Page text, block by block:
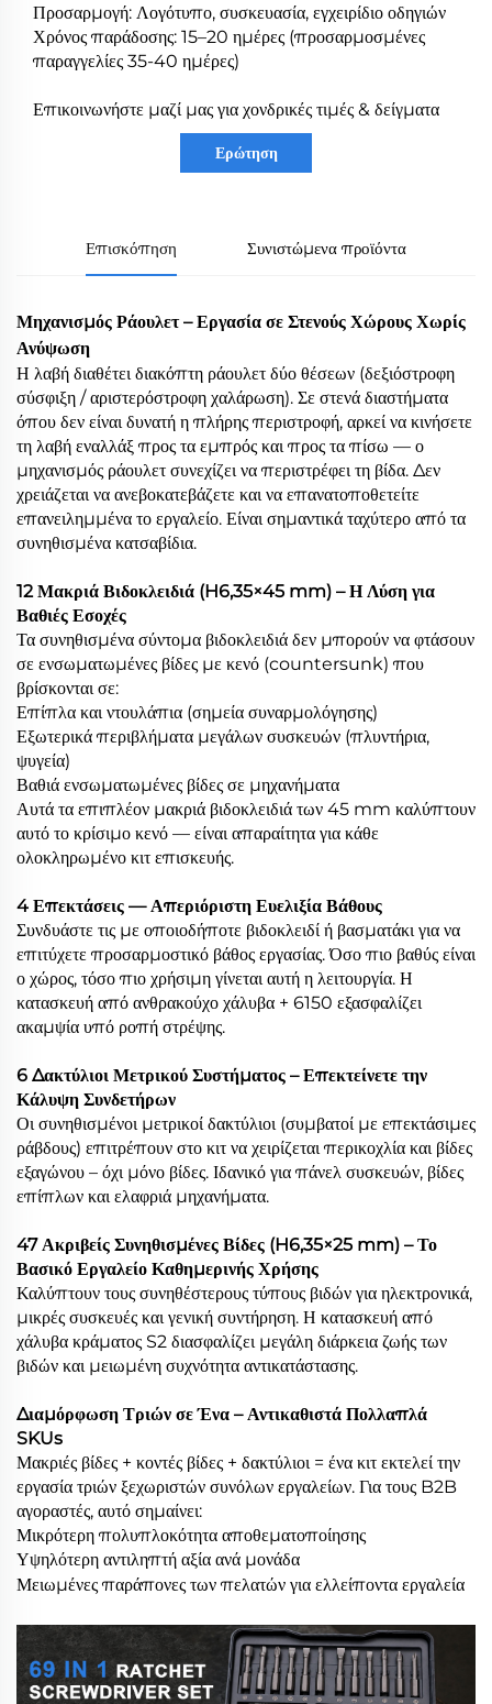
Προσαρμογή: Λογότυπο, συσκευασία, εγχειρίδιο οδηγιών
Χρόνος παράδοσης: 15–20 ημέρες (προσαρμοσμένες
παραγγελίες 35-40 ημέρες)
Επικοινωνήστε μαζί μας για χονδρικές τιμές & δείγματα
Ερώτηση
Επισκόπηση Συνιστώμενα προϊόντα
Μηχανισμός Ράουλετ – Εργασία σε Στενούς Χώρους Χωρίς
Ανύψωση
Η λαβή διαθέτει διακόπτη ράουλετ δύο θέσεων (δεξιόστροφη
σύσφιξη / αριστερόστροφη χαλάρωση). Σε στενά διαστήματα
όπου δεν είναι δυνατή η πλήρης περιστροφή, αρκεί να κινήσετε
τη λαβή εναλλάξ προς τα εμπρός και προς τα πίσω — ο
μηχανισμός ράουλετ συνεχίζει να περιστρέφει τη βίδα. Δεν
χρειάζεται να ανεβοκατεβάζετε και να επανατοποθετείτε
επανειλημμένα το εργαλείο. Είναι σημαντικά ταχύτερο από τα
συνηθισμένα κατσαβίδια.
12 Μακριά Βιδοκλειδιά (H6,35×45 mm) – Η Λύση για
Βαθιές Εσοχές
Τα συνηθισμένα σύντομα βιδοκλειδιά δεν μπορούν να φτάσουν
σε ενσωματωμένες βίδες με κενό (countersunk) που
βρίσκονται σε:
Επίπλα και ντουλάπια (σημεία συναρμολόγησης)
Εξωτερικά περιβλήματα μεγάλων συσκευών (πλυντήρια,
ψυγεία)
Βαθιά ενσωματωμένες βίδες σε μηχανήματα
Αυτά τα επιπλέον μακριά βιδοκλειδιά των 45 mm καλύπτουν
αυτό το κρίσιμο κενό — είναι απαραίτητα για κάθε
ολοκληρωμένο κιτ επισκευής.
4 Επεκτάσεις — Απεριόριστη Ευελιξία Βάθους
Συνδυάστε τις με οποιοδήποτε βιδοκλειδί ή βασματάκι για να
επιτύχετε προσαρμοστικό βάθος εργασίας. Όσο πιο βαθύς είναι
ο χώρος, τόσο πιο χρήσιμη γίνεται αυτή η λειτουργία. Η
κατασκευή από ανθρακούχο χάλυβα + 6150 εξασφαλίζει
ακαμψία υπό ροπή στρέψης.
6 Δακτύλιοι Μετρικού Συστήματος – Επεκτείνετε την
Κάλυψη Συνδετήρων
Οι συνηθισμένοι μετρικοί δακτύλιοι (συμβατοί με επεκτάσιμες
ράβδους) επιτρέπουν στο κιτ να χειρίζεται περικοχλία και βίδες
εξαγώνου – όχι μόνο βίδες. Ιδανικό για πάνελ συσκευών, βίδες
επίπλων και ελαφριά μηχανήματα.
47 Ακριβείς Συνηθισμένες Βίδες (H6,35×25 mm) – Το
Βασικό Εργαλείο Καθημερινής Χρήσης
Καλύπτουν τους συνηθέστερους τύπους βιδών για ηλεκτρονικά,
μικρές συσκευές και γενική συντήρηση. Η κατασκευή από
χάλυβα κράματος S2 διασφαλίζει μεγάλη διάρκεια ζωής των
βιδών και μειωμένη συχνότητα αντικατάστασης.
Διαμόρφωση Τριών σε Ένα – Αντικαθιστά Πολλαπλά
SKUs
Μακριές βίδες + κοντές βίδες + δακτύλιοι = ένα κιτ εκτελεί την
εργασία τριών ξεχωριστών συνόλων εργαλείων. Για τους B2B
αγοραστές, αυτό σημαίνει:
Μικρότερη πολυπλοκότητα αποθεματοποίησης
Υψηλότερη αντιληπτή αξία ανά μονάδα
Μειωμένες παράπονες των πελατών για ελλείποντα εργαλεία